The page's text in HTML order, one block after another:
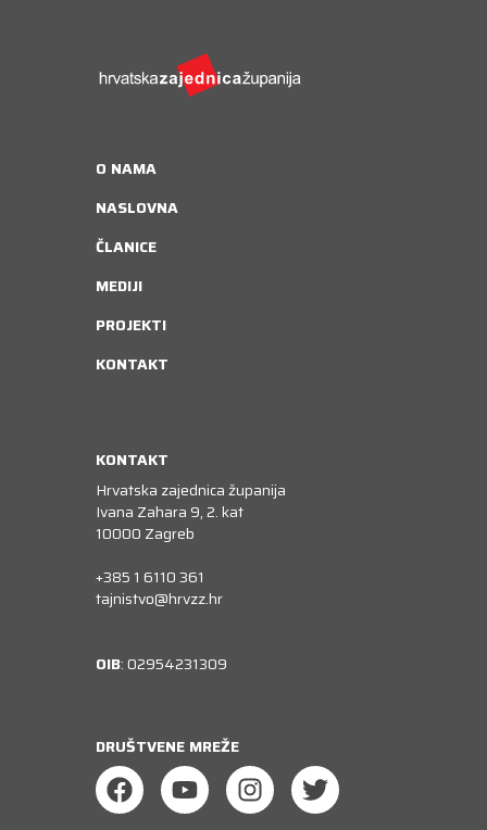
O NAMA
NASLOVNA
ČLANICE
MEDIJI
PROJEKTI
KONTAKT
KONTAKT
Hrvatska zajednica županija
Ivana Zahara 9, 2. kat
10000 Zagreb
+385 1 6110 361
tajnistvo@hrvzz.hr
OIB: 02954231309
DRUŠTVENE MREŽE